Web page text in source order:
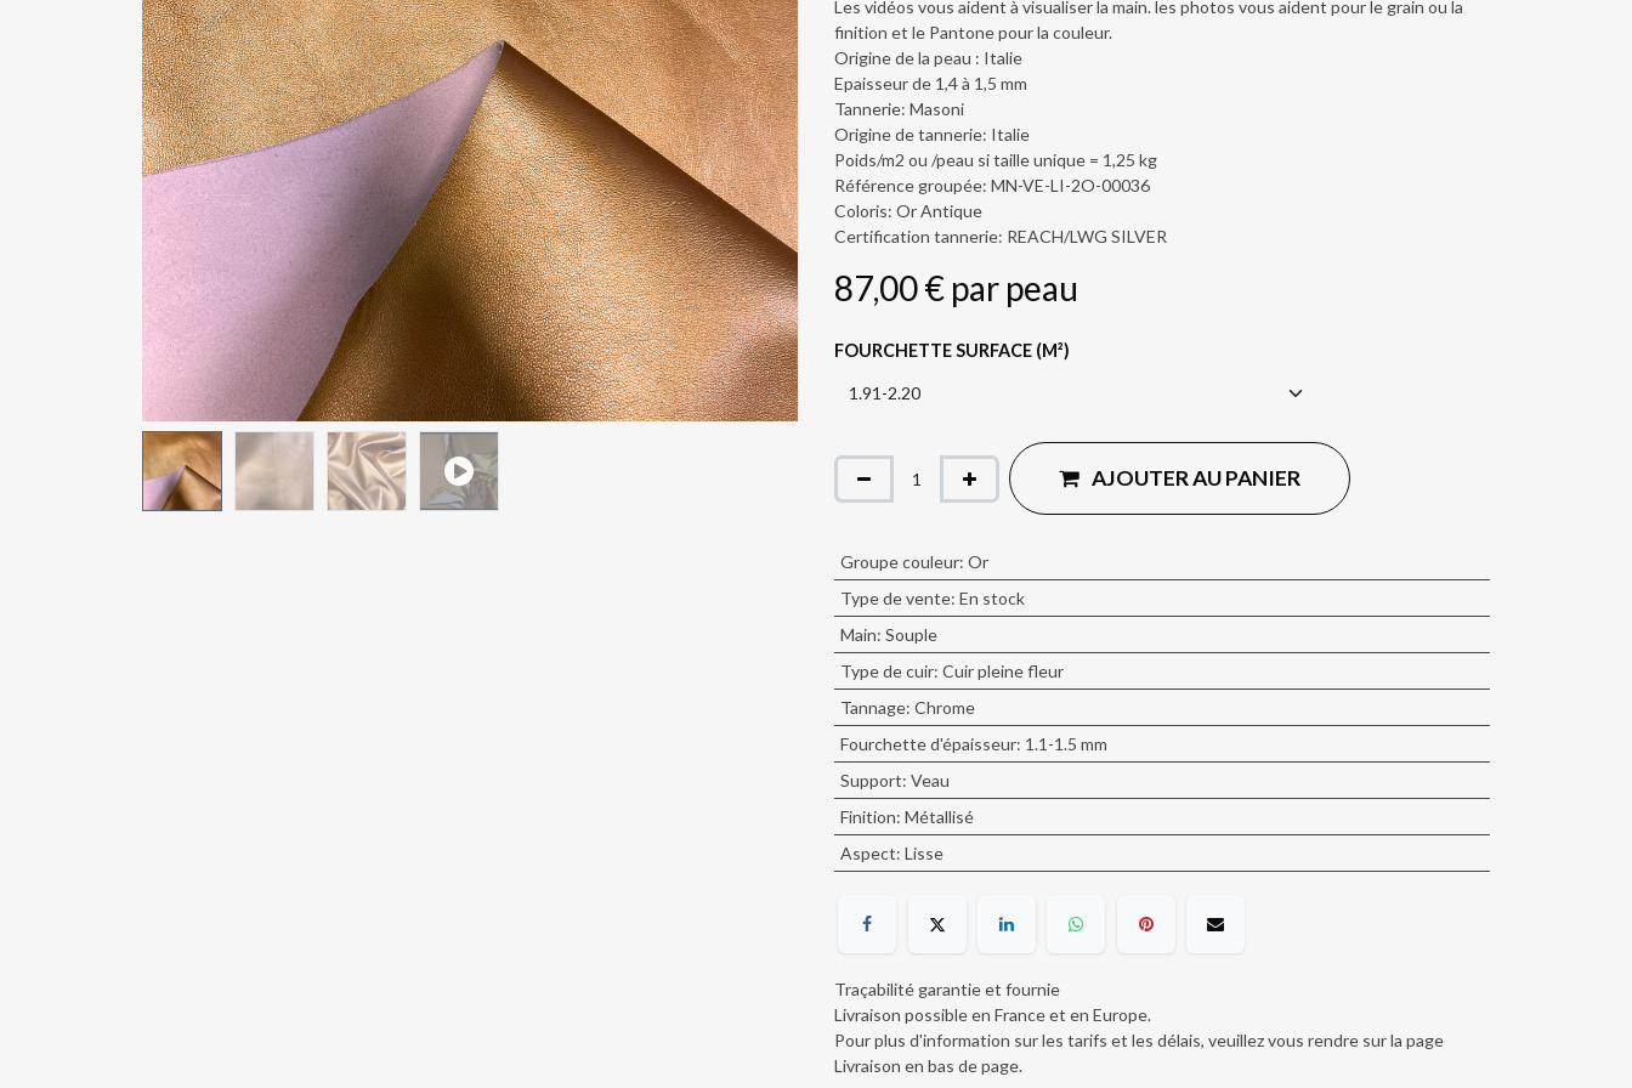
Les vidéos vous aident à visualiser la main. les photos vous aident pour le grain ou la
finition et le Pantone pour la couleur.
Origine de la peau : Italie
Epaisseur de 1,4 à 1,5 mm
Tannerie: Masoni
Origine de tannerie: Italie
Poids/m2 ou /peau si taille unique = 1,25 kg
Référence groupée: MN-VE-LI-2O-00036
Coloris: Or Antique
Certification tannerie: REACH/LWG SILVER
87,00€ par peau
FOURCHETTE SURFACE (M²)
AJOUTER AU PANIER
Groupe couleur: Or
Type de vente: En stock
Main: Souple
Type de cuir: Cuir pleine fleur
Tannage: Chrome
Fourchette d'épaisseur: 1.1-1.5 mm
Support: Veau
Finition: Métallisé
Aspect: Lisse
Traçabilité garantie et fournie
Livraison possible en France et en Europe.
Pour plus d'information sur les tarifs et les délais, veuillez vous rendre sur la page
Livraison en bas de page.